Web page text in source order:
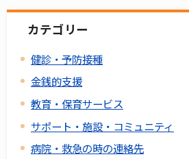
カテゴリー
健診・予防接種
金銭的支援
教育・保育サービス
サポート・施設・コミュニティ
病院・救急の時の連絡先